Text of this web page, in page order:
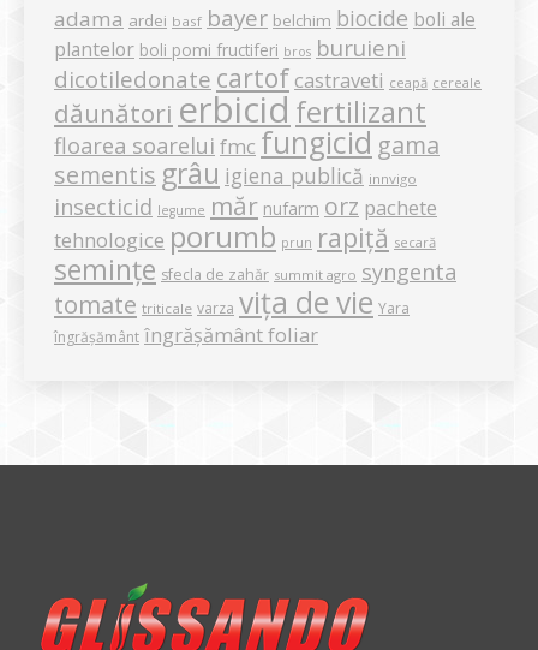
adama ardei basf bayer belchim biocide boli ale
plantelor boli pomi fructiferi bros buruieni
dicotiledonate cartof castraveti ceapă cereale
dăunători erbicidfertilizant
floarea soarelui fmc fungicid gama
sementis grâu igiena publică innvigo
insecticid legume măr nufarm orz pachete
tehnologice porumb prun rapiță secară
semințe sfecla de zahăr summit agro syngenta
tomate triticale varza vița de vie Yara
îngrășământ îngrășământ foliar